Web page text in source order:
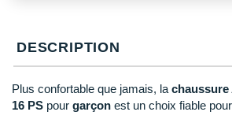
DESCRIPTION
Plus confortable que jamais, la chaussure
16 PS pour garçon est un choix fiable
DÉSTOCKAGE
+ Voir tous lesaccessoires
NNormal
Odlo